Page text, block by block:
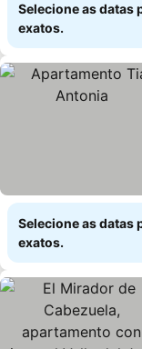
Selecione as datas
exatos.
Selecione as datas
exatos.